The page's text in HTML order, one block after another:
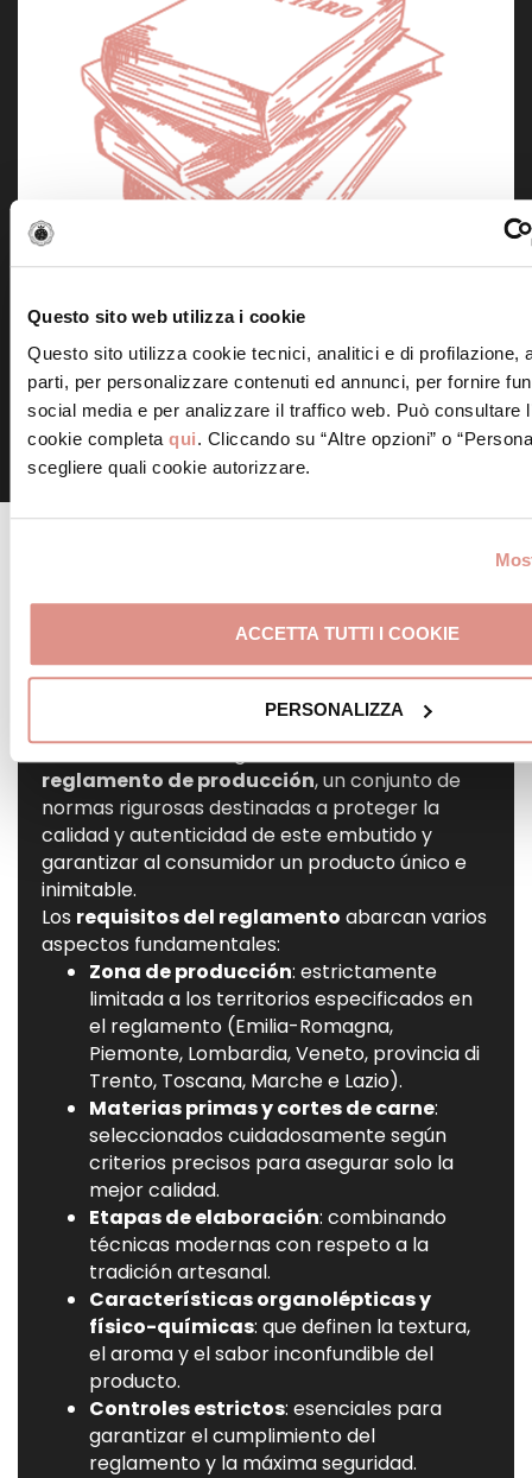
Questo sito web utilizza i cookie
Questo sito utilizza cookie tecnici, analitici e di profilazione,
parti, per personalizzare contenuti ed annunci, per fornire
social media e per analizzare il traffico web. Può consultare
cookie completa qui. Cliccando su “Altre opzioni” o
scegliere quali cookie autorizzare.
ACCETTA TUTTI I COOKIE
PERSONALIZZA
La denominación“Mortadella Bologna IGP”
no se obtiene fácilmente: está reservada
exclusivamente a los productos que cumplen
estrictamente las reglas establecidas en el
reglamento de producción, un conjunto de
normas rigurosas destinadas a proteger la
calidad y autenticidad de este embutido y
garantizar al consumidor un producto único e
inimitable.
Los requisitos del reglamento abarcan varios
aspectos fundamentales:
Zona de producción: estrictamente
limitada a los territorios especificados en
el reglamento (Emilia-Romagna,
Piemonte, Lombardia, Veneto, provincia di
Trento, Toscana, Marche e Lazio).
Materias primas y cortes de carne:
seleccionados cuidadosamente según
criterios precisos para asegurar solo la
mejor calidad.
Etapas de elaboración: combinando
técnicas modernas con respeto a la
tradición artesanal.
Características organolépticas y
físico-químicas: que definen la textura,
el aroma y el sabor inconfundible del
producto.
Controles estrictos: esenciales para
garantizar el cumplimiento del
reglamento y la máxima seguridad.